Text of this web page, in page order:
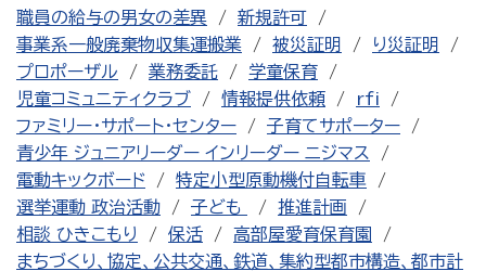
職員の給与の男女の差異
新規許可
事業系一般廃棄物収集運搬業
被災証明
り災証明
プロポーザル
業務委託
学童保育
児童コミュニティクラブ
情報提供依頼
rfi
ファミリー・サポート・センター
子育てサポーター
青少年 ジュニアリーダー インリーダー ニジマス
電動キックボード
特定小型原動機付自転車
選挙運動 政治活動
子ども
推進計画
相談 ひきこもり
保活
高部屋愛育保育園
まちづくり、協定、公共交通、鉄道、集約型都市構造、都市計